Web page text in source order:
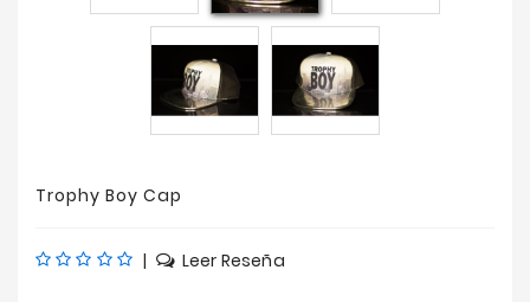
Trophy Boy Cap
| Leer Reseña